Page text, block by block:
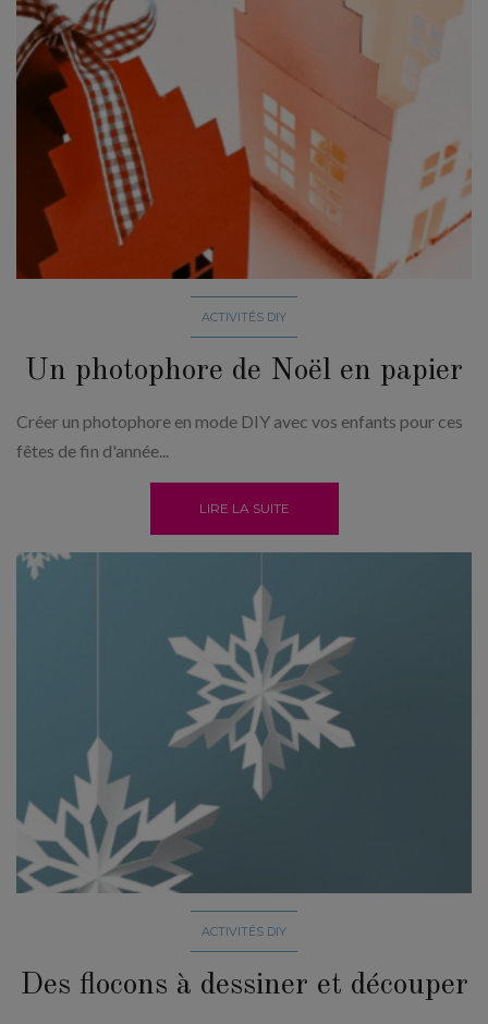
ACTIVITÉS DIY
Un photophore de Noël en papier
Créer un photophore en mode DIY avec vos enfants pour ces
fêtes de fin d'année...
LIRE LA SUITE
ACTIVITÉS DIY
Des flocons à dessiner et découper